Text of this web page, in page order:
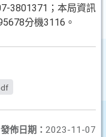
3801371；本局資訊
分機3116。
發佈日期： 2023-11-07